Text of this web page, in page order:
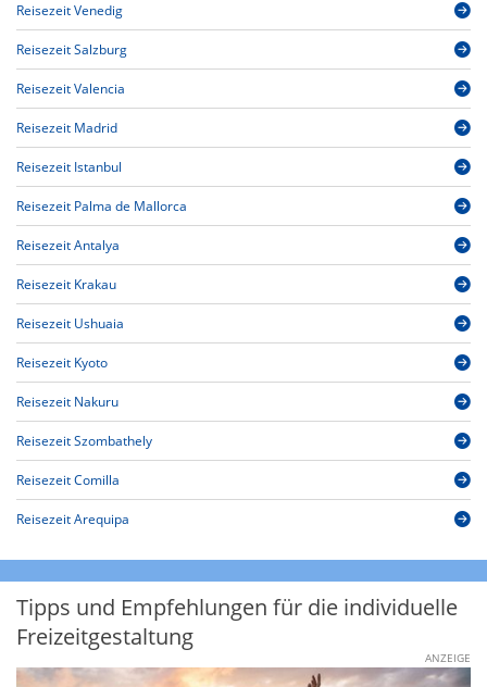
Reisezeit Venedig
Reisezeit Salzburg
Reisezeit Valencia
Reisezeit Madrid
Reisezeit Istanbul
Reisezeit Palma de Mallorca
Reisezeit Antalya
Reisezeit Krakau
Reisezeit Ushuaia
Reisezeit Kyoto
Reisezeit Nakuru
Reisezeit Szombathely
Reisezeit Comilla
Reisezeit Arequipa
Tipps und Empfehlungen für die individuelle
Freizeitgestaltung
ANZEIGE